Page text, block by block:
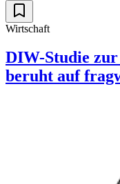
Wirtschaft
DIW-Studie
beruht auf